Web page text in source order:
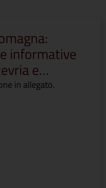
informative
e…
in allegato.